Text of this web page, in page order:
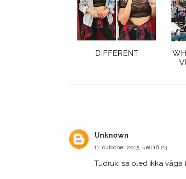
DIFFERENT
Unknown
11. oktoober 2015, kell 18:24
Tüdruk, sa oled ikka väga